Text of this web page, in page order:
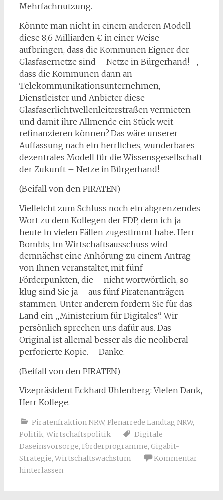
Mehrfachnutzung.
Könnte man nicht in einem anderen Modell
diese 8,6 Milliarden € in einer Weise
aufbringen, dass die Kommunen Eigner der
Glasfasernetze sind – Netze in Bürgerhand! –,
dass die Kommunen dann an
Telekommunikationsunternehmen,
Dienstleister und Anbieter diese
Glasfaserlichtwellenleiterstraßen vermieten
und damit ihre Allmende ein Stück weit
refinanzieren können? Das wäre unserer
Auffassung nach ein herrliches, wunderbares
dezentrales Modell für die Wissensgesellschaft
der Zukunft – Netze in Bürgerhand!
(Beifall von den PIRATEN)
Vielleicht zum Schluss noch ein abgrenzendes
Wort zu dem Kollegen der FDP, dem ich ja
heute in vielen Fällen zugestimmt habe. Herr
Bombis, im Wirtschaftsausschuss wird
demnächst eine Anhörung zu einem Antrag
von Ihnen veranstaltet, mit fünf
Förderpunkten, die – nicht wortwörtlich, so
klug sind Sie ja – aus fünf Piratenanträgen
stammen. Unter anderem fordern Sie für das
Land ein „Ministerium für Digitales“. Wir
persönlich sprechen uns dafür aus. Das
Original ist allemal besser als die neoliberal
perforierte Kopie. – Danke.
(Beifall von den PIRATEN)
Vizepräsident Eckhard Uhlenberg: Vielen Dank,
Herr Kollege.
Piratenfraktion NRW, Plenarrede Landtag NRW,
Politik, Wirtschaftspolitik
Digitale
Daseinsvorsorge, Förderprogramme, Gigabit-
Strategie, Wirtschaftswachstum
Kommentar
hinterlassen